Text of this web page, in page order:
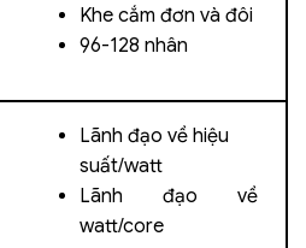
Khe cắm đơn và đôi
96-128 nhân
Lãnh đạo về hiệu
suất/watt
Lãnh đạo về
watt/core